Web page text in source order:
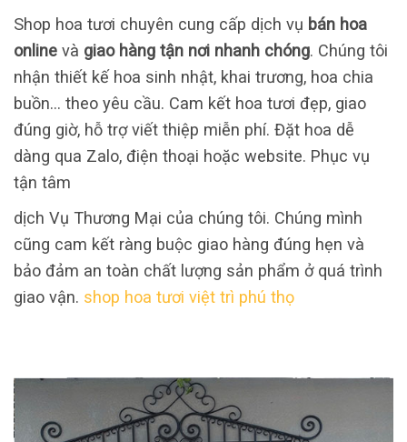
Shop hoa tươi chuyên cung cấp dịch vụ bán hoa
online và giao hàng tận nơi nhanh chóng. Chúng tôi
nhận thiết kế hoa sinh nhật, khai trương, hoa chia
buồn… theo yêu cầu. Cam kết hoa tươi đẹp, giao
đúng giờ, hỗ trợ viết thiệp miễn phí. Đặt hoa dễ
dàng qua Zalo, điện thoại hoặc website. Phục vụ
tận tâm
dịch Vụ Thương Mại của chúng tôi. Chúng mình
cũng cam kết ràng buộc giao hàng đúng hẹn và
bảo đảm an toàn chất lượng sản phẩm ở quá trình
giao vận. shop hoa tươi việt trì phú thọ